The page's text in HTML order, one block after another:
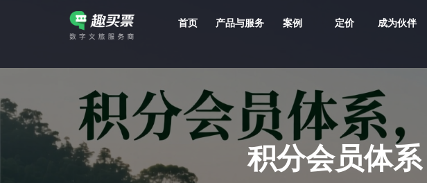
首页 产品与服务 案例 定价 成为伙伴
积分会员体